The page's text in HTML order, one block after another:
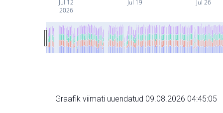
Jul 12
2026
Jul 19 Jul 26
Graafik viimati uuendatud 09.08.2026 04:45:05